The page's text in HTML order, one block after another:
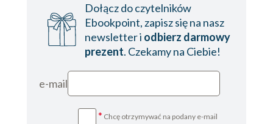
Dołącz do czytelników
Ebookpoint, zapisz się na nasz
newsletter i odbierz darmowy
prezent. Czekamy na Ciebie!
e-mail
* Chcę otrzymywać na podany e-mail